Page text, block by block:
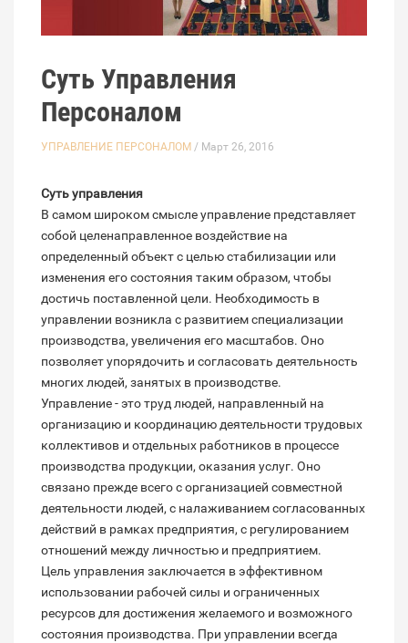
Суть Управления
Персоналом
УПРАВЛЕНИЕ ПЕРСОНАЛОМ / Март 26, 2016
Суть управления
В самом широком смысле управление представляет
собой целенаправленное воздействие на
определенный объект с целью стабилизации или
изменения его состояния таким образом, чтобы
достичь поставленной цели. Необходимость в
управлении возникла с развитием специализации
производства, увеличения его масштабов. Оно
позволяет упорядочить и согласовать деятельность
многих людей, занятых в производстве.
Управление - это труд людей, направленный на
организацию и координацию деятельности трудовых
коллективов и отдельных работников в процессе
производства продукции, оказания услуг. Оно
связано прежде всего с организацией совместной
деятельности людей, с налаживанием согласованных
действий в рамках предприятия, с регулированием
отношений между личностью и предприятием.
Цель управления заключается в эффективном
использовании рабочей силы и ограниченных
ресурсов для достижения желаемого и возможного
состояния производства. При управлении всегда